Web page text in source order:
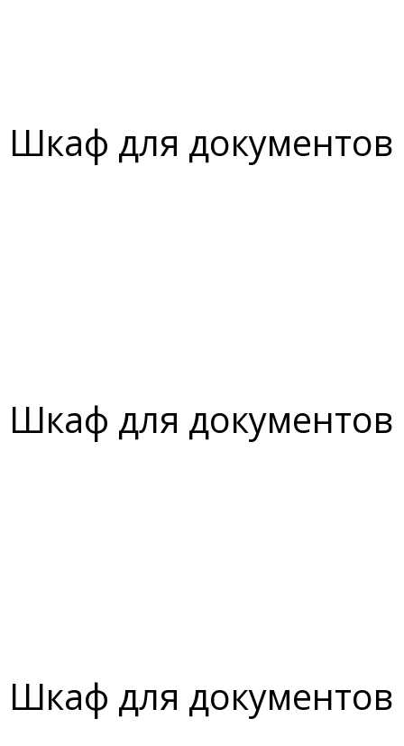
Шкаф для
Шкаф для
Шкаф для